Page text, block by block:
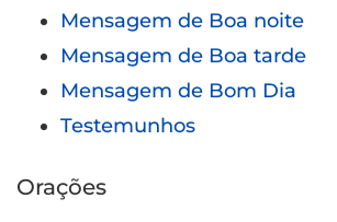
Mensagem de Boa noite
Mensagem de Boa tarde
Mensagem de Bom Dia
Testemunhos
Orações